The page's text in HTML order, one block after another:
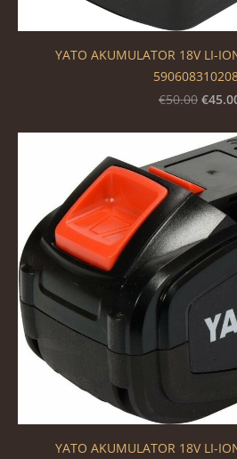
YATO AKUMULATOR 18V LI-
€50.00
YATO AKUMULATOR 18V LI-